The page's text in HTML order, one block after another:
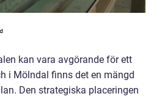
kan vara avgörande för ett
i Mölndal finns det en mängd
Den strategiska placeringen